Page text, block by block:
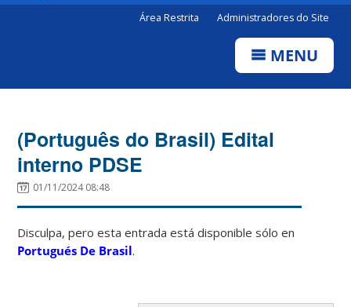
Área Restrita Administradores do Site
MENU
(Português do Brasil) Edital
interno PDSE
01/11/2024 08:48
Disculpa, pero esta entrada está disponible sólo en
Portugués De Brasil.